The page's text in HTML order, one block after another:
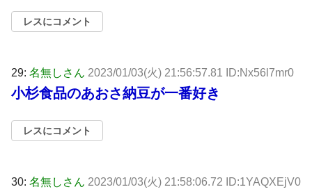
レスにコメント
29: 名無しさん 2023/01/03(火) 21:56:57.81 ID:Nx56l7mr0
小杉食品のあおさ納豆が一番好き
レスにコメント
30: 名無しさん 2023/01/03(火) 21:58:06.72 ID:1YAQXEjV0